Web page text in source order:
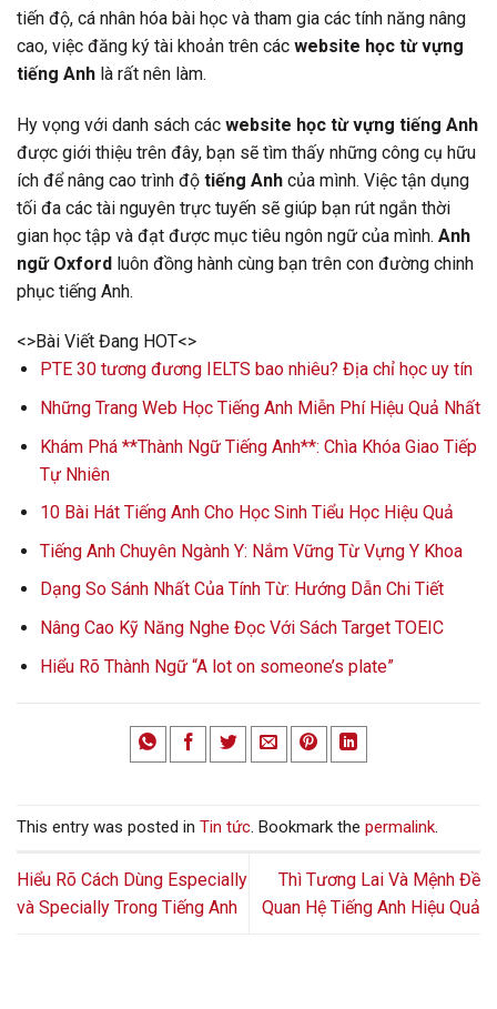
tiến độ, cá nhân hóa bài học và tham gia các tính năng nâng
cao, việc đăng ký tài khoản trên các website học từ vựng
tiếng Anh là rất nên làm.
Hy vọng với danh sách các website học từ vựng tiếng Anh
được giới thiệu trên đây, bạn sẽ tìm thấy những công cụ hữu
ích để nâng cao trình độ tiếng Anh của mình. Việc tận dụng
tối đa các tài nguyên trực tuyến sẽ giúp bạn rút ngắn thời
gian học tập và đạt được mục tiêu ngôn ngữ của mình. Anh
ngữ Oxford luôn đồng hành cùng bạn trên con đường chinh
phục tiếng Anh.
<>Bài Viết Đang HOT<>
PTE 30 tương đương IELTS bao nhiêu? Địa chỉ học uy tín
Những Trang Web Học Tiếng Anh Miễn Phí Hiệu Quả Nhất
Khám Phá **Thành Ngữ Tiếng Anh**: Chìa Khóa Giao Tiếp
Tự Nhiên
10 Bài Hát Tiếng Anh Cho Học Sinh Tiểu Học Hiệu Quả
Tiếng Anh Chuyên Ngành Y: Nắm Vững Từ Vựng Y Khoa
Dạng So Sánh Nhất Của Tính Từ: Hướng Dẫn Chi Tiết
Nâng Cao Kỹ Năng Nghe Đọc Với Sách Target TOEIC
Hiểu Rõ Thành Ngữ “A lot on someone’s plate”
This entry was posted in Tin tức. Bookmark the permalink.
Hiểu Rõ Cách Dùng Especially
và Specially Trong Tiếng Anh
Thì Tương Lai Và Mệnh Đề
Quan Hệ Tiếng Anh Hiệu Quả